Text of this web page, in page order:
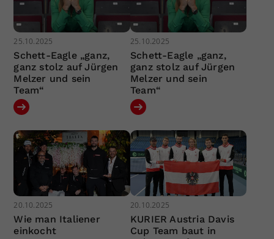
25.10.2025
Schett-Eagle „ganz,
ganz stolz auf Jürgen
Melzer und sein
Team“
25.10.2025
Schett-Eagle „ganz,
ganz stolz auf Jürgen
Melzer und sein
Team“
20.10.2025
Wie man Italiener
einkocht
20.10.2025
KURIER Austria Davis
Cup Team baut in